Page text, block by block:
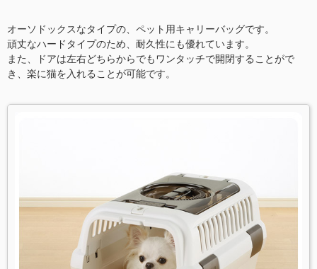
オーソドックスなタイプの、ペット用キャリーバッグです。
頑丈なハードタイプのため、耐久性にも優れています。
また、ドアは左右どちらからでもワンタッチで開閉することがで
き、楽に猫を入れることが可能です。